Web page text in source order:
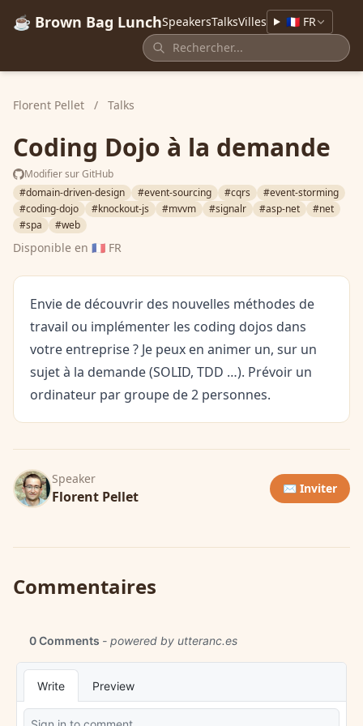
☕ Brown Bag LunchSpeakersTalksVilles 🇫🇷 FR
Florent Pellet / Talks
Coding Dojo à la demande
Modifier sur GitHub
#domain-driven-design
#event-sourcing #cqrs
#event-storming
#coding-dojo
#knockout-js #mvvm #signalr #asp-net
#net
#spa
#web
Disponible en 🇫🇷 FR
Envie de découvrir des nouvelles méthodes de
travail ou implémenter les coding dojos dans
votre entreprise ? Je peux en animer un, sur un
sujet à la demande (SOLID, TDD …). Prévoir un
ordinateur par groupe de 2 personnes.
Speaker
Florent Pellet ✉️ Inviter
Commentaires